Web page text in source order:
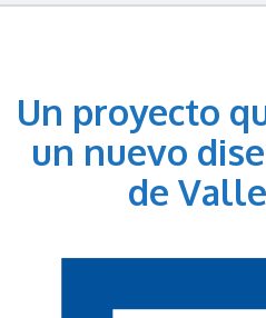
Un proyecto
un nuevo
de